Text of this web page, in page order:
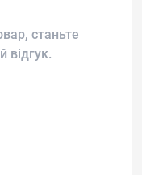
станьте
відгук.